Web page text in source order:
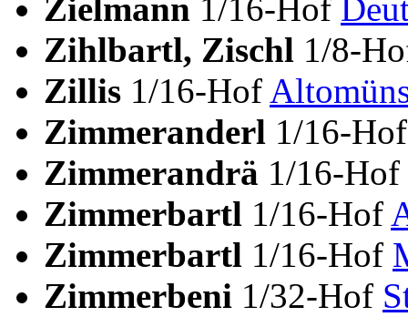
Zielmann 1/16-Hof
Zihlbartl, Zischl 1/8-
Zillis 1/16-Hof
Zimmeranderl 1/16-
Zimmerandrä 1/16-Hof
Zimmerbartl 1/16-Hof
Zimmerbartl 1/16-Hof
Zimmerbeni 1/32-Hof